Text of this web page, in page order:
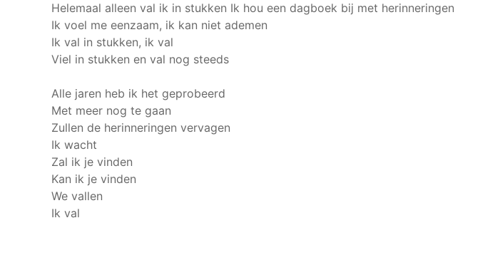
Helemaal alleen val ik in stukken Ik hou een dagboek bij met herinneringen
Ik voel me eenzaam, ik kan niet ademen
Ik val in stukken, ik val
Viel in stukken en val nog steeds
Alle jaren heb ik het geprobeerd
Met meer nog te gaan
Zullen de herinneringen vervagen
Ik wacht
Zal ik je vinden
Kan ik je vinden
We vallen
Ik val